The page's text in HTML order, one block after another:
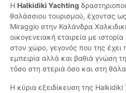
Η Halkidiki Yachting
θαλάσσιου τουρισμού, έχοντας
Miraggio στην Καλάνδρα
οικογενειακή εταιρεία με
στον χώρο, γεγονός που της έχει
εμπειρία αλλά και βαθιά γνώση
τόσο στη στεριά όσο και στη
Η κύρια εξειδίκευση της Halkidiki